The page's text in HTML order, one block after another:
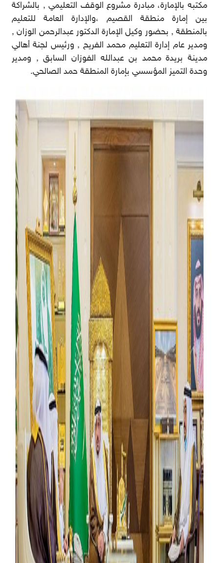
مكتبه بالإمارة، مبادرة مشروع الوقف التعليمي , بالشراكة
بين إمارة منطقة القصيم ،والإدارة العامة للتعليم
بالمنطقة , بحضور وكيل الإمارة الدكتور عبدالرحمن الوزان ,
ومدير عام إدارة التعليم محمد الفريح , ورئيس لجنة أهالي
مدينة بريدة محمد بن عبدالله الفوزان السابق , ومدير
وحدة التميز المؤسسي بإمارة المنطقة حمد الصالحي.